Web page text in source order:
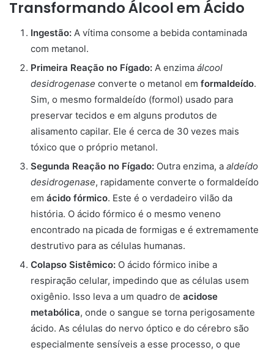
Transformando Álcool em Ácido
Ingestão: A vítima consome a bebida contaminada
com metanol.
Primeira Reação no Fígado: A enzima álcool
desidrogenase converte o metanol em formaldeído.
Sim, o mesmo formaldeído (formol) usado para
preservar tecidos e em alguns produtos de
alisamento capilar. Ele é cerca de 30 vezes mais
tóxico que o próprio metanol.
Segunda Reação no Fígado: Outra enzima, a aldeído
desidrogenase, rapidamente converte o formaldeído
em ácido fórmico. Este é o verdadeiro vilão da
história. O ácido fórmico é o mesmo veneno
encontrado na picada de formigas e é extremamente
destrutivo para as células humanas.
Colapso Sistêmico: O ácido fórmico inibe a
respiração celular, impedindo que as células usem
oxigênio. Isso leva a um quadro de acidose
metabólica, onde o sangue se torna perigosamente
ácido. As células do nervo óptico e do cérebro são
especialmente sensíveis a esse processo, o que